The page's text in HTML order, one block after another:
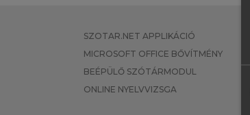
SZOTAR.NET APPLIKÁCIÓ
MICROSOFT OFFICE BŐVÍTMÉNY
BEÉPÜLŐ SZÓTÁRMODUL
ONLINE NYELVVIZSGA